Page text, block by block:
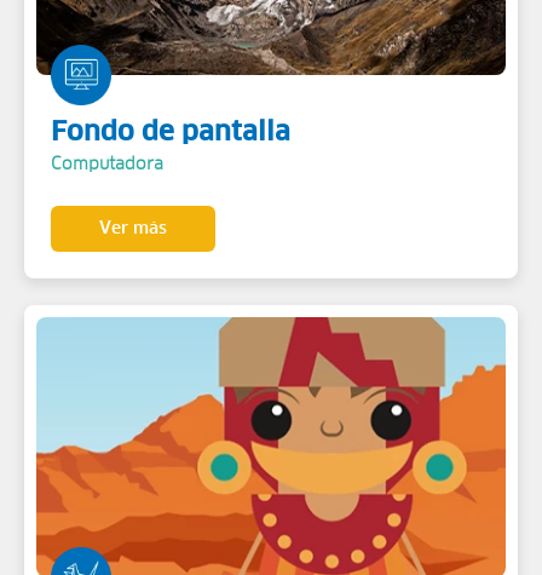
Fondo de pantalla
Computadora
Ver más